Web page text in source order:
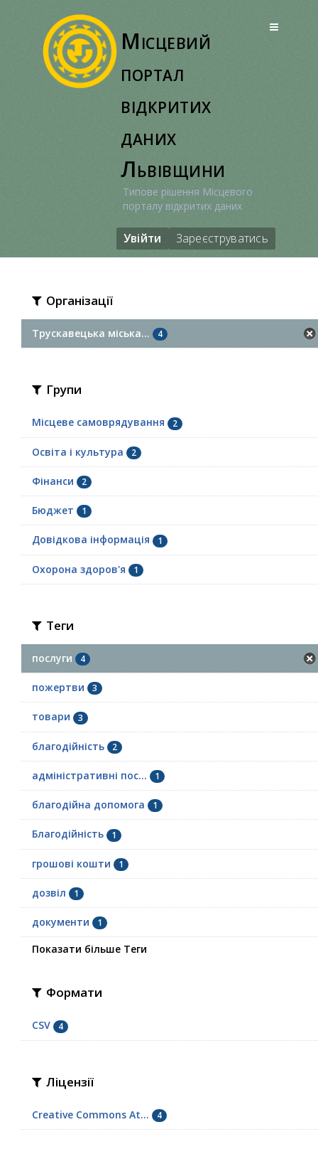
Місцевий
портал
відкритих
даних
Львівщини
Типове рішення Місцевого
порталу відкритих даних
Увійти Зареєструватись
Організації
Трускавецька міська... 4
Групи
Місцеве самоврядування 2
Освіта і культура 2
Фінанси 2
Бюджет 1
Довідкова інформація 1
Охорона здоров'я 1
Теги
послуги 4
пожертви 3
товари 3
благодійність 2
адміністративні пос... 1
благодійна допомога 1
Благодійність 1
грошові кошти 1
дозвіл 1
документи 1
Показати більше Теги
Формати
CSV 4
Ліцензії
Creative Commons At... 4